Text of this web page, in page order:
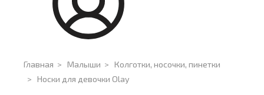
Главная > Малыши > Колготки, носочки, пинетки
> Носки для девочки Olay